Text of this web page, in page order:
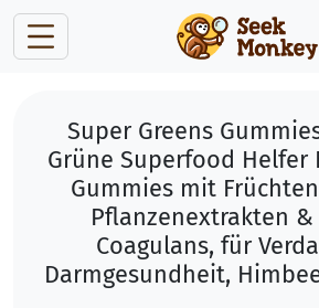
Super Greens
Grüne Superfood
Gummies mit
Pflanzenextrakten
Coagulans, für
Darmgesundheit,